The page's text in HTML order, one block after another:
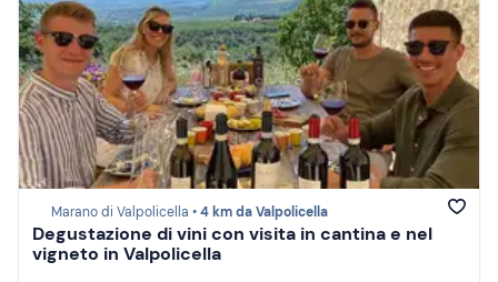
Marano di Valpolicella •4 km da Valpolicella
Degustazione di vini con visita in cantina e nel
vigneto in Valpolicella